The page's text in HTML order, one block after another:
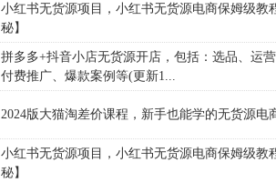
小红书无货源项目，小红书无货源电商保姆级教
秘】
拼多多+抖音小店无货源开店，包括：选品、运营
付费推广、爆款案例等(更新1...
2024版大猫淘差价课程，新手也能学的无货源电
小红书无货源项目，小红书无货源电商保姆级教
秘】